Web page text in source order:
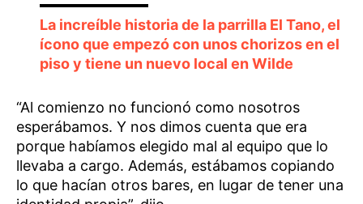
La increíble historia de la parrilla El Tano, el
ícono que empezó con unos chorizos en el
piso y tiene un nuevo local en Wilde
“Al comienzo no funcionó como nosotros
esperábamos. Y nos dimos cuenta que era
porque habíamos elegido mal al equipo que lo
llevaba a cargo. Además, estábamos copiando
lo que hacían otros bares, en lugar de tener una